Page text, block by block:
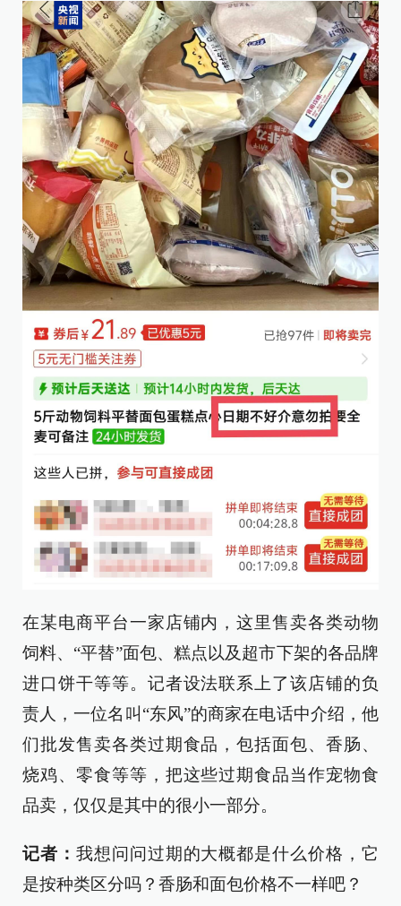
在某电商平台一家店铺内，这里售卖各类动物
饲料、“平替”面包、糕点以及超市下架的各品牌
进口饼干等等。记者设法联系上了该店铺的负
责人，一位名叫“东风”的商家在电话中介绍，他
们批发售卖各类过期食品，包括面包、香肠、
烧鸡、零食等等，把这些过期食品当作宠物食
品卖，仅仅是其中的很小一部分。
记者： 我想问问过期的大概都是什么价格，它
是按种类区分吗？香肠和面包价格不一样吧？